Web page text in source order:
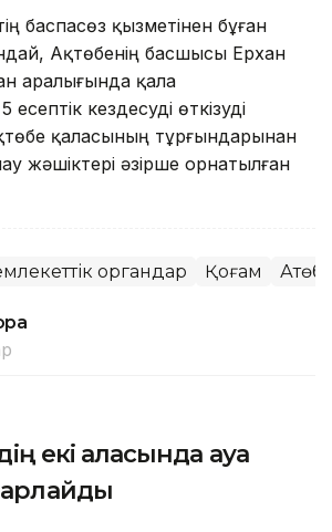
баспасөз қызметінен бұған
Ақтөбенің басшысы Ерхан
аралығында қала
кездесуді өткізуді
қаласының тұрғындарынан
жәшіктері әзірше орнатылған
органдар Қоғам
екі қаласында ауа